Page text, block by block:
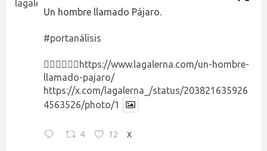
Un hombre llamado Pájaro.
#portanálisis
👉🏻👉🏻👉🏻 https://www.lagalerna.com/un-hombre-
llamado-pajaro/
https://x.com/lagalerna_/status/203821635926
4563526/photo/1
4 12 X